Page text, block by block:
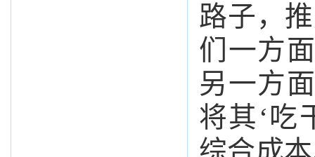
路子，
们一方
另一方
将其‘吃